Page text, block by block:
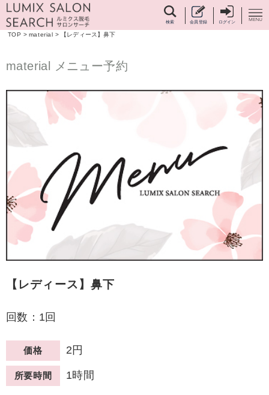
検索 会員登録 ログイン
TOP > material > 【レディース】鼻下
material メニュー予約
【レディース】鼻下
回数：1回
価格 2円
所要時間 1時間